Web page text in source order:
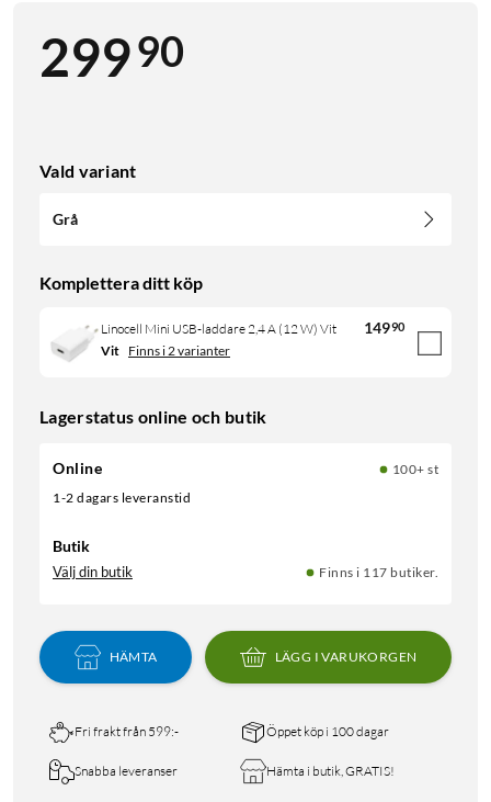
29990
Vald variant
Grå
Komplettera ditt köp
Linocell Mini USB-laddare 2,4 A (12 W) Vit 14990
Vit Finns i 2 varianter
Lagerstatus online och butik
Online
100+ st
1-2 dagars leveranstid
Butik
Välj din butik Finns i 117 butiker.
HÄMTA LÄGG I VARUKORGEN
Fri frakt från 599:- Öppet köp i 100 dagar
Snabba leveranser Hämta i butik, GRATIS!